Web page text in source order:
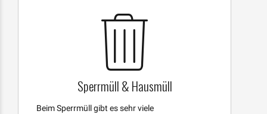
Sperrmüll & Hausmüll
Beim Sperrmüll gibt es sehr viele